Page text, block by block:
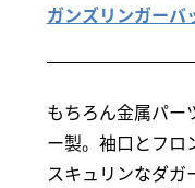
ガンズリンガーバ
もちろん金属パー
ー製。袖口とフロ
スキュリンなダガ